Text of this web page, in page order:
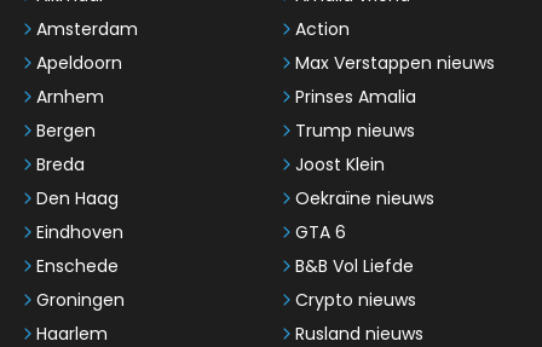
Amsterdam
Apeldoorn
Arnhem
Bergen
Breda
Den Haag
Eindhoven
Enschede
Groningen
Haarlem
Action
Max Verstappen nieuws
Prinses Amalia
Trump nieuws
Joost Klein
Oekraïne nieuws
GTA 6
B&B Vol Liefde
Crypto nieuws
Rusland nieuws